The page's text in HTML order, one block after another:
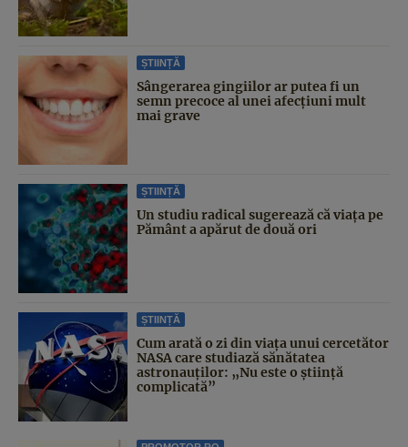
ȘTIINȚĂ
Sângerarea gingiilor ar putea fi un
semn precoce al unei afecțiuni mult
mai grave
ȘTIINȚĂ
Un studiu radical sugerează că viața pe
Pământ a apărut de două ori
ȘTIINȚĂ
Cum arată o zi din viața unui cercetător
NASA care studiază sănătatea
astronauților: „Nu este o știință
complicată”